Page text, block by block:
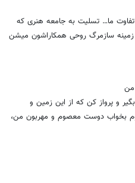
ما… تسلیت به جامعه هنری که
سازمرگ روحی همکاراشون میشن
من
بگیر و پرواز کن که از این زمین و
بخواب دوست معصوم و مهربون من،